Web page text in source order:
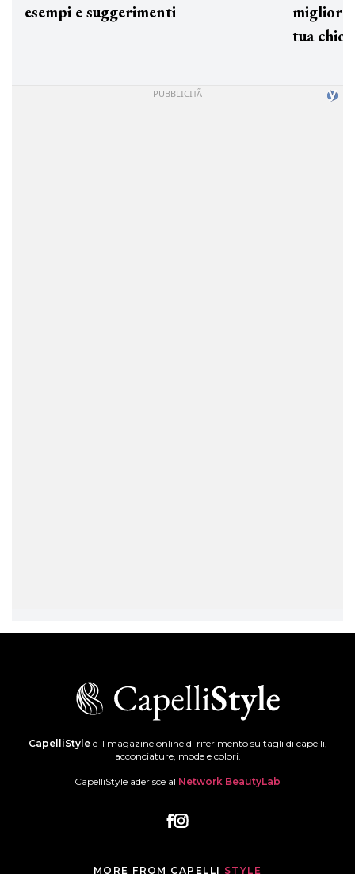
esempi e suggerimenti
tua
CapelliStyleè il magazine online di riferimento su tagli di capelli,
acconciature, mode e colori.
CapelliStyle aderisce al Network BeautyLab
MORE FROM CAPELLI STYLE